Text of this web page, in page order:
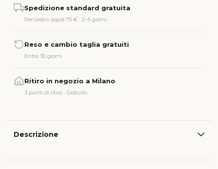
Spedizione standard gratuita
Per ordini sopra 75 € · 2–5 giorni
Reso e cambio taglia gratuiti
Entro 30 giorni
Ritiro in negozio a Milano
3 punti di ritiro · Gratuito
Descrizione